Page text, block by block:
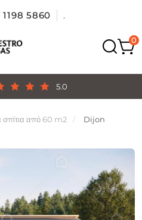
5.0
1198 5860 .
σπίτια από 60 m2 Dijon